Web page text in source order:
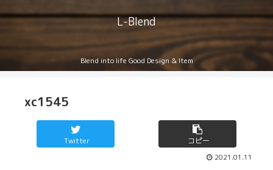
L-Blend
Blend into life Good Design & Item
xc1545
Twitter コピー
2021.01.11